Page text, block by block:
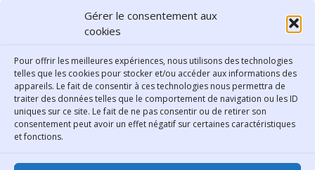
Gérer le consentement aux
cookies
Pour offrir les meilleures expériences, nous utilisons des technologies
telles que les cookies pour stocker et/ou accéder aux informations des
appareils. Le fait de consentir à ces technologies nous permettra de
traiter des données telles que le comportement de navigation ou les ID
uniques sur ce site. Le fait de ne pas consentir ou de retirer son
consentement peut avoir un effet négatif sur certaines caractéristiques
et fonctions.
navigateur pour mon prochain commentaire.